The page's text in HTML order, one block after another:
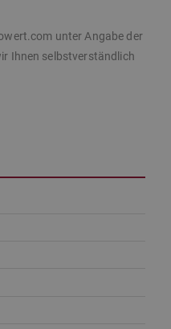
unter Angabe der
Ihnen selbstverständlich